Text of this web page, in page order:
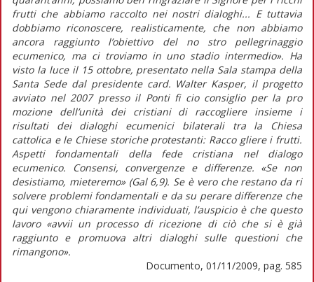
frutti che abbiamo raccolto nei nostri dialoghi... E tuttavia
dobbiamo riconoscere, realisticamente, che non abbiamo
ancora raggiunto l’obiettivo del no stro pellegrinaggio
ecumenico, ma ci troviamo in uno stadio intermedio». Ha
visto la luce il 15 ottobre, presentato nella Sala stampa della
Santa Sede dal presidente card. Walter Kasper, il progetto
avviato nel 2007 presso il Ponti fi cio consiglio per la pro
mozione dell’unità dei cristiani di raccogliere insieme i
risultati dei dialoghi ecumenici bilaterali tra la Chiesa
cattolica e le Chiese storiche protestanti: Racco gliere i frutti.
Aspetti fondamentali della fede cristiana nel dialogo
ecumenico. Consensi, convergenze e differenze. «Se non
desistiamo, mieteremo» (Gal 6,9). Se è vero che restano da ri
solvere problemi fondamentali e da su perare differenze che
qui vengono chiaramente individuati, l’auspicio è che questo
lavoro «avvii un processo di ricezione di ciò che si è già
raggiunto e promuova altri dialoghi sulle questioni che
rimangono».
Documento, 01/11/2009, pag. 585